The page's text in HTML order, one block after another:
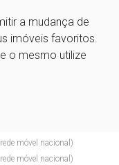
a mudança de
imóveis favoritos.
o mesmo utilize
móvel nacional)
móvel nacional)